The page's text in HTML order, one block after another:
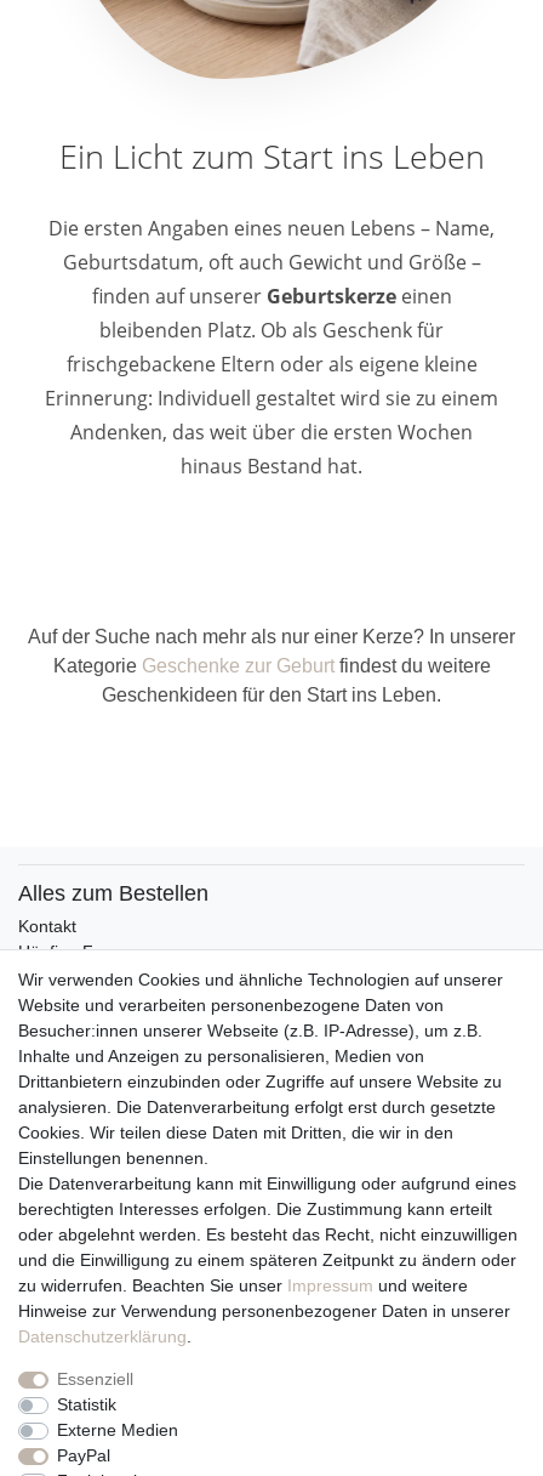
Ein Licht zum Start ins Leben
Die ersten Angaben eines neuen Lebens – Name,
Geburtsdatum, oft auch Gewicht und Größe –
finden auf unserer Geburtskerzeeinen
bleibenden Platz. Ob als Geschenk für
frischgebackene Eltern oder als eigene kleine
Erinnerung: Individuell gestaltet wird sie zu einem
Andenken, das weit über die ersten Wochen
hinaus Bestand hat.
Auf der Suche nach mehr als nur einer Kerze? In unserer
Kategorie Geschenke zur Geburtfindest du weitere
Geschenkideen für den Start ins Leben.
Alles zum Bestellen
Kontakt
Häufige Fragen
Zahlungsmöglichkeiten
Versandbedingungen
Widerrufsrecht
Vertrag widerrufen
Über uns und unsere Kerzen
Team
Unternehmen / Philosophie
Kerzenpflege und Abbrennhinweise
Unsere Kerzenlieferanten
Du erreichst uns von
Montag bis Freitag 10 bis 17 Uhr
Telefonisch und per Whatsapp
erreichst Du uns unter:
+49 561 287 907 84
Wir verwenden Cookies und ähnliche Technologien auf unserer
Website und verarbeiten personenbezogene Daten von
Besucher:innen unserer Webseite (z.B. IP-Adresse), um z.B.
Inhalte und Anzeigen zu personalisieren, Medien von
Drittanbietern einzubinden oder Zugriffe auf unsere Website zu
analysieren. Die Datenverarbeitung erfolgt erst durch gesetzte
Cookies. Wir teilen diese Daten mit Dritten, die wir in den
Einstellungen benennen.
Die Datenverarbeitung kann mit Einwilligung oder aufgrund eines
berechtigten Interesses erfolgen. Die Zustimmung kann erteilt
oder abgelehnt werden. Es besteht das Recht, nicht einzuwilligen
und die Einwilligung zu einem späteren Zeitpunkt zu ändern oder
zu widerrufen. Beachten Sie unser Impressum und weitere
Hinweise zur Verwendung personenbezogener Daten in unserer
Daten­schutz­erklärung
Essenziell
Statistik
Externe Medien
PayPal